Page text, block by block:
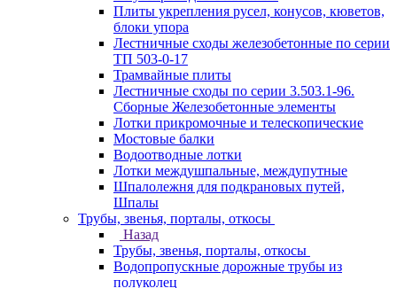
Плиты укрепления русел, конусов, кюветов,
блоки упора
Лестничные сходы железобетонные по серии
ТП 503-0-17
Трамвайные плиты
Лестничные сходы по серии 3.503.1-96.
Сборные Железобетонные элементы
Лотки прикромочные и телескопические
Мостовые балки
Водоотводные лотки
Лотки междушпальные, междупутные
Шпалолежня для подкрановых путей,
Шпалы
Трубы, звенья, порталы, откосы
Назад
Трубы, звенья, порталы, откосы
Водопропускные дорожные трубы из
полуколец